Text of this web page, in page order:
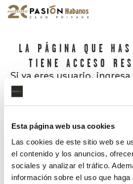
Esta página web usa cookies
Las cookies de este sitio web se
el contenido y los anuncios,
sociales y analizar el tráfico.
información sobre el uso que
LA PÁGINA QUE
TIENE ACCESO
Si ya eres usuario,